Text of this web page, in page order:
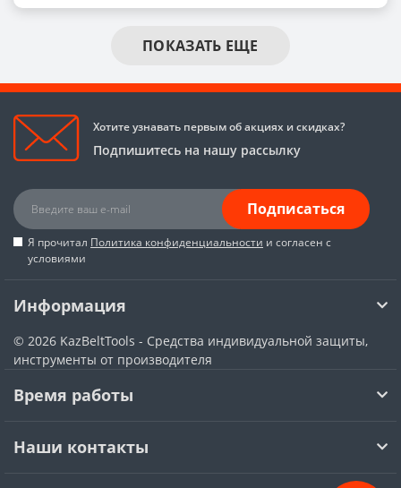
ПОКАЗАТЬ ЕЩЕ
Хотите узнавать первым об акциях и скидках?
Подпишитесь на нашу рассылку
Подписаться
Я прочитал Политика конфиденциальности и согласен с
условиями
Информация
© 2026 KazBeltTools - Средства индивидуальной защиты,
инструменты от производителя
Время работы
Наши контакты